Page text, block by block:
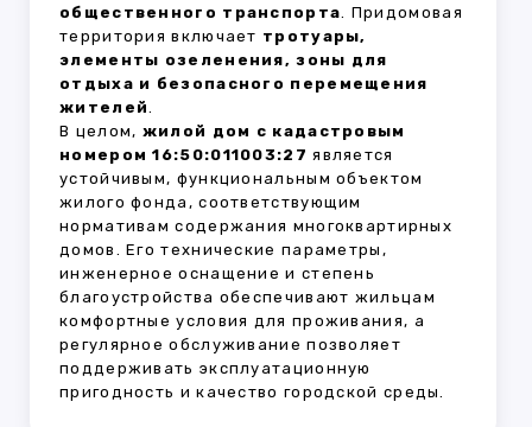
общественного транспорта. Придомовая
территория включает тротуары,
элементы озеленения, зоны для
отдыха и безопасного перемещения
жителей.
В целом, жилой дом с кадастровым
номером 16:50:011003:27 является
устойчивым, функциональным объектом
жилого фонда, соответствующим
нормативам содержания многоквартирных
домов. Его технические параметры,
инженерное оснащение и степень
благоустройства обеспечивают жильцам
комфортные условия для проживания, а
регулярное обслуживание позволяет
поддерживать эксплуатационную
пригодность и качество городской среды.